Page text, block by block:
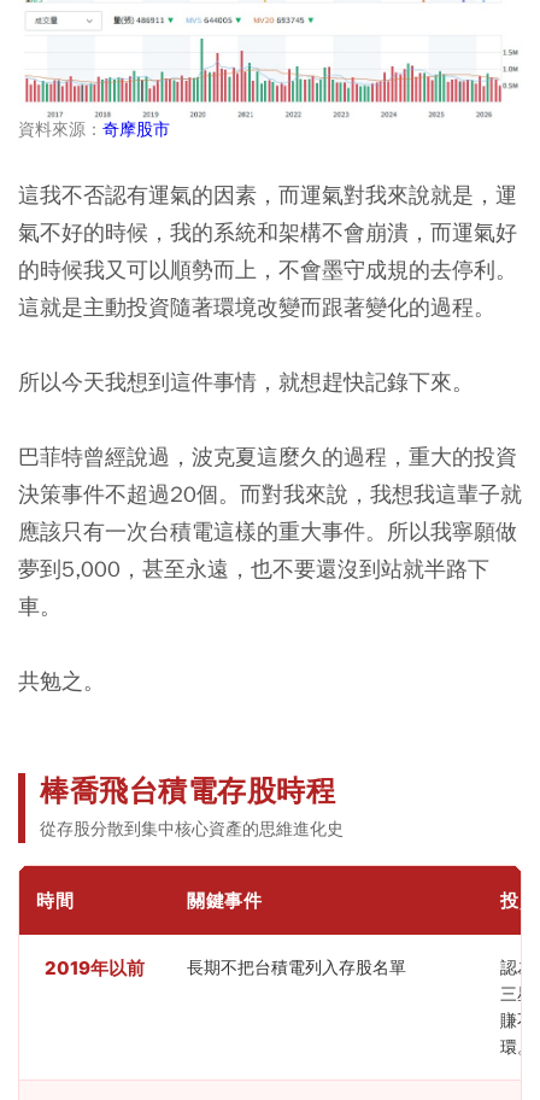
資料來源： 奇摩股市
這我不否認有運氣的因素，而運氣對我來說就是，運
氣不好的時候，我的系統和架構不會崩潰，而運氣好
的時候我又可以順勢而上，不會墨守成規的去停利。
這就是主動投資隨著環境改變而跟著變化的過程。
所以今天我想到這件事情，就想趕快記錄下來。
巴菲特曾經說過，波克夏這麼久的過程，重大的投資
決策事件不超過20個。而對我來說，我想我這輩子就
應該只有一次台積電這樣的重大事件。所以我寧願做
夢到5,000，甚至永遠，也不要還沒到站就半路下
車。
共勉之。
棒喬飛台積電存股時程
從存股分散到集中核心資產的思維進化史
時間 關鍵事件 投
2019年以前 長期不把台積電列入存股名單
認為
三星
賺不
環。